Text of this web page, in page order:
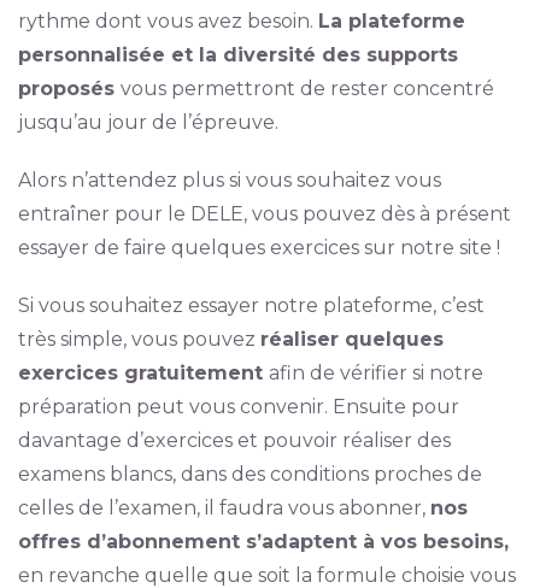
rythme dont vous avez besoin. La plateforme
personnalisée et la diversité des supports
proposés vous permettront de rester concentré
jusqu’au jour de l’épreuve.
Alors n’attendez plus si vous souhaitez vous
entraîner pour le DELE, vous pouvez dès à présent
essayer de faire quelques exercices sur notre site !
Si vous souhaitez essayer notre plateforme, c’est
très simple, vous pouvez réaliser quelques
exercices gratuitement afin de vérifier si notre
préparation peut vous convenir. Ensuite pour
davantage d’exercices et pouvoir réaliser des
examens blancs, dans des conditions proches de
celles de l’examen, il faudra vous abonner, nos
offres d’abonnement s’adaptent à vos besoins,
en revanche quelle que soit la formule choisie vous